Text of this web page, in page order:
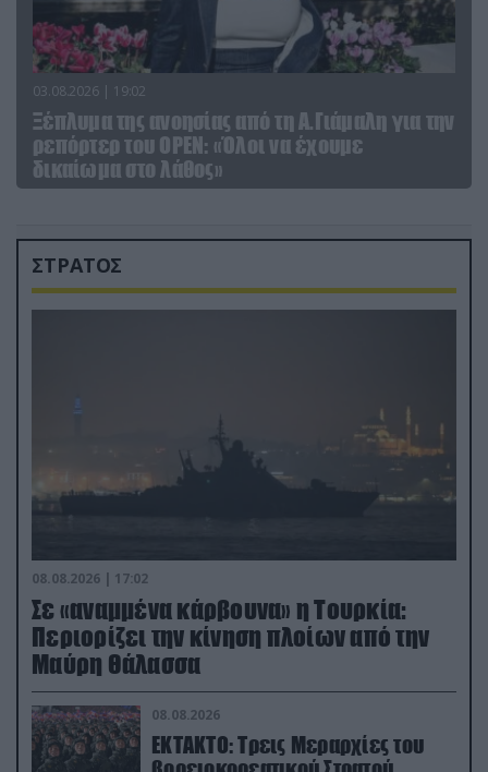
03.08.2026 | 19:02
Ξέπλυμα της ανοησίας από τη Α.Γιάμαλη για την
ρεπόρτερ του ΟΡΕΝ: «Όλοι να έχουμε
δικαίωμα στο λάθος»
ΣΤΡΑΤΟΣ
08.08.2026 | 17:02
Σε «αναμμένα κάρβουνα» η Τουρκία:
Περιορίζει την κίνηση πλοίων από την
Μαύρη Θάλασσα
08.08.2026
ΕΚΤΑΚΤΟ: Τρεις Μεραρχίες του